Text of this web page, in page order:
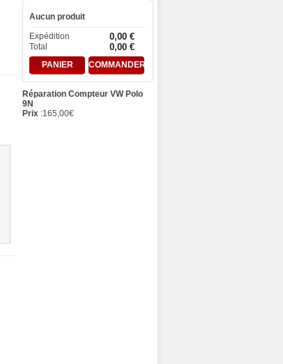
Aucun produit
Expédition
0,00 €
Total 0,00 €
PANIER COMMANDER
Réparation Compteur VW Polo
9N
Prix :165,00€